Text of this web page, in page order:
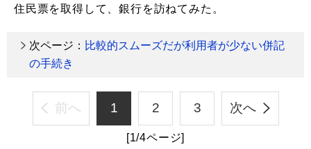
住民票を取得して、銀行を訪ねてみた。
次ページ： 比較的スムーズだが利用者が少ない併記
の手続き
前へ 1 2 3 次へ
[1/4ページ]